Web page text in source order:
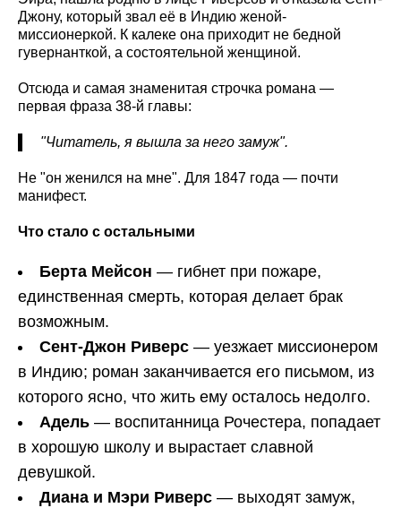
Джону, который звал её в Индию женой-
миссионеркой. К калеке она приходит не бедной
гувернанткой, а состоятельной женщиной.
Отсюда и самая знаменитая строчка романа —
первая фраза 38-й главы:
"Читатель, я вышла за него замуж".
Не "он женился на мне". Для 1847 года — почти
манифест.
Что стало с остальными
Берта Мейсон — гибнет при пожаре,
единственная смерть, которая делает брак
возможным.
Сент-Джон Риверс — уезжает миссионером
в Индию; роман заканчивается его письмом, из
которого ясно, что жить ему осталось недолго.
Адель — воспитанница Рочестера, попадает
в хорошую школу и вырастает славной
девушкой.
Диана и Мэри Риверс — выходят замуж,